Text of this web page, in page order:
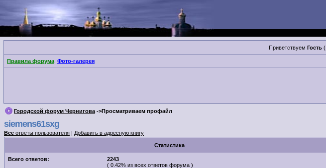
Приветствуем Гость(
Правила форума Фото-галерея
Городской форум Чернигова ->Просматриваем профайл
siemens61sxg
Все ответы пользователя | Добавить в адресную книгу
Cтатистика
Всего ответов:
2243
( 0.42% из всех ответов форума )